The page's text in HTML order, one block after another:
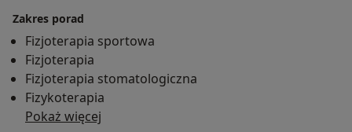
W swojej pracy posługuje się uznanymi metodami
diagnostyczno-terapeutycznymi, jak koncepcja
Bobath, koncepcja PNF, Terapia Manualna – Szkoła
Niemiecka, Kinesio-Taping. Ponadto w swojej praktyce
posługuje się badaniem USG narządu ruchu, w tym
również metodą Sonofeedback.
Zakres porad
Fizjoterapia sportowa
Fizjoterapia
Fizjoterapia stomatologiczna
Fizykoterapia
Pokaż więcej